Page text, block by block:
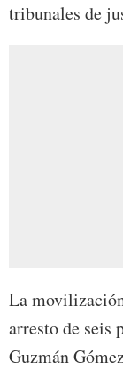
tribunales de
La
arresto de seis
Guzmán